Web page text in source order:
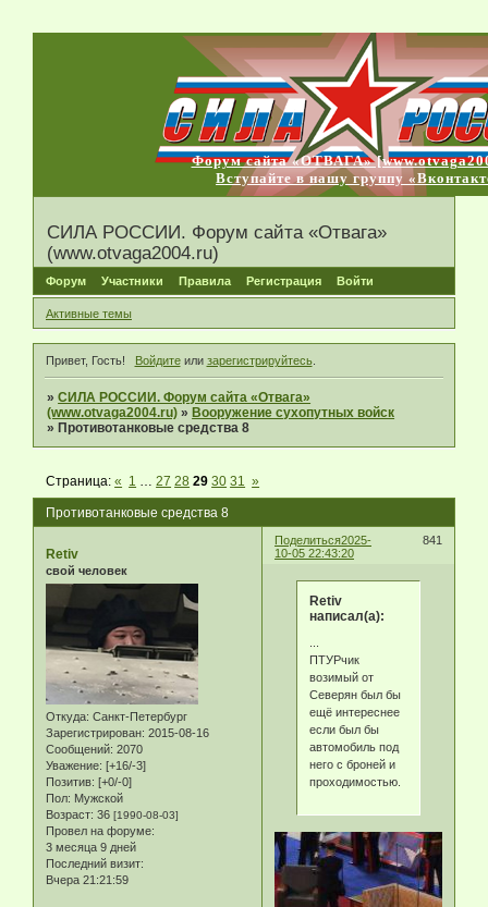
Форум сайта «ОТВАГА»
Вступайте в нашу группу
СИЛА РОССИИ. Форум сайта «Отвага»
(www.otvaga2004.ru)
Форум Участники Правила Регистрация Войти
Активные темы
Привет, Гость! Войдитеили зарегистрируйтесь.
»СИЛА РОССИИ. Форум сайта «Отвага»
(www.otvaga2004.ru) » Вооружение сухопутных войск
» Противотанковые средства 8
Противотанковые средства 8
Страница:« 1 27 28 29 30 31 »
Поделиться 841
2025-
10-05 22:43:20
Retiv
свой человек
Откуда: Санкт-Петербург
Зарегистрирован: 2015-08-16
Сообщений: 2070
Уважение: [+16/-3]
Позитив: [+0/-0]
Пол: Мужской
Возраст: 36 [1990-08-03]
Провел на форуме:
3 месяца 9 дней
Последний визит:
Вчера 21:21:59
Retiv
написал(а):
ПТУРчик
возимый от
Северян был бы
ещё интереснее
если был бы
автомобиль под
него с броней и
проходимостью.